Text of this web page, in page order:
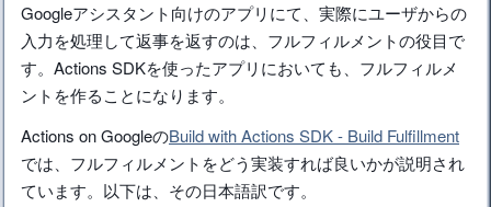
Googleアシスタント向けのアプリにて、実際にユーザからの
入力を処理して返事を返すのは、フルフィルメントの役目で
す。Actions SDKを使ったアプリにおいても、フルフィルメ
ントを作ることになります。
Actions on GoogleのBuild with Actions SDK - Build Fulfillment
では、フルフィルメントをどう実装すれば良いかが説明され
ています。以下は、その日本語訳です。